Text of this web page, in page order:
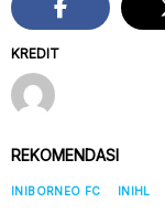
KREDIT
REKOMENDASI
INIBORNEO FC INIHL